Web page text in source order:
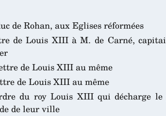
de Rohan, aux Eglises réformées
de Louis XIII à M. de Carné,
de Louis XIII au même
de Louis XIII au même
du roy Louis XIII qui décharge
de leur ville